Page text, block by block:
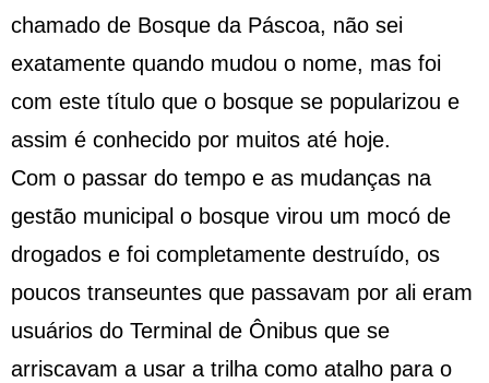
chamado de Bosque da Páscoa, não sei
exatamente quando mudou o nome, mas foi
com este título que o bosque se popularizou e
assim é conhecido por muitos até hoje.
Com o passar do tempo e as mudanças na
gestão municipal o bosque virou um mocó de
drogados e foi completamente destruído, os
poucos transeuntes que passavam por ali eram
usuários do Terminal de Ônibus que se
arriscavam a usar a trilha como atalho para o